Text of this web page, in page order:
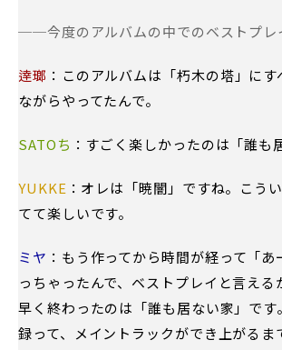
──今度のアルバムの中でのベストプレ
逹瑯 ：このアルバムは「朽木の塔」に
ながらやってたんで。
SATOち ：すごく楽しかったのは「誰
YUKKE ：オレは「暁闇」ですね。こう
てて楽しいです。
ミヤ ：もう作ってから時間が経って「
っちゃったんで、ベストプレイと言え
早く終わったのは「誰も居ない家」で
録って、メイントラックができ上がる